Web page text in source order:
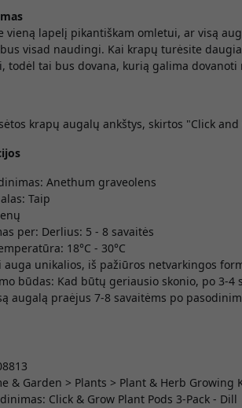
vieną lapelį pikantiškam omletui, ar visą
visad naudingi. Kai krapų turėsite
todėl tai bus dovana, kurią galima dovanoti
krapų augalų ankštys, skirtos "Click
Anethum graveolens
Taip
per: Derlius: 5 - 8 savaitės
18°C - 30°C
auga unikalios, iš pažiūros netvarkingos
būdas: Kad būtų geriausio skonio, po 3-
augalą praėjus 7-8 savaitėms po
& Garden > Plants > Plant & Herb Growing
Click & Grow Plant Pods 3-Pack - Dill